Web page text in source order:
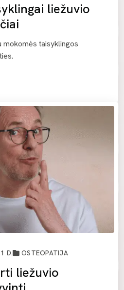
liežuvio
mokomės taisyklingos
D. OSTEOPATIJA
liežuvio